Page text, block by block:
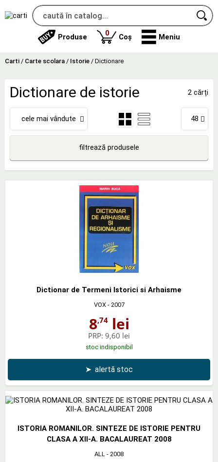
Produse 0produse
Coș Meniu
Carti / Carte scolara / Istorie / Dictionare
Dictionare de istorie 2 cărți
cele mai vândute 48
filtrează produsele
Dictionar de Termeni Istorici si Arhaisme
VOX- 2007
8,74lei
PRP: 9,60 lei
stoc indisponibil
➤ alertă stoc
ISTORIA ROMANILOR. SINTEZE DE ISTORIE PENTRU
CLASA A XII-A. BACALAUREAT 2008
ALL - 2008